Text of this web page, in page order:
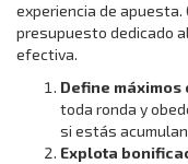
experiencia de
presupuesto dedicado
efectiva.
Define máximos
toda ronda y
si estás
Explota